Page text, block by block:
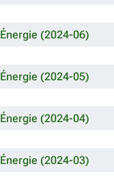
Énergie (2024-06)
Énergie (2024-05)
Énergie (2024-04)
Énergie (2024-03)